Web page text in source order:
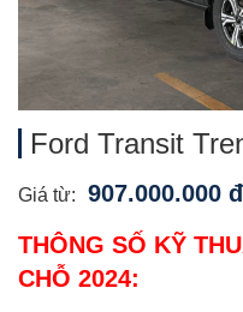
Ford Transit
Giá từ:
907.000.000 đ
THÔNG SỐ KỸ
CHỖ 2024: